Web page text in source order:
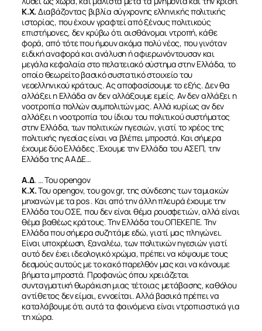
ΣΧΕΤΙΚΑ
ΝΕΑ
ΕΠΙΚΟΙΝΩΝΙΑ
Κ.Χ. Διαβάζοντας βιβλία σύγχρονης ελληνικής πολιτικής
ιστορίας, που έχουν γραφτεί από ξένους πολιτικούς
επιστήμονες, δεν κρύβω ότι αισθάνομαι ντροπή, κάθε
φορά, από τότε που ήμουν ακόμα πολύ νέος, που γινόταν
ειδική αναφορά και ανάλυση ή αφιερωνόντουσαν και
μεγάλα κεφαλαία στο πελατειακό σύστημα στην Ελλάδα, το
οποίο θεωρείτο βασικό συστατικό στοιχείο του
νεοελληνικού κράτους. Ας αποφασίσουμε το εξής. Δεν θα
αλλάξει η Ελλάδα αν δεν αλλάξουμε εμείς. Αν δεν αλλάξει η
νοοτροπία πολλών συμπολιτών μας. Αλλά κυρίως αν δεν
αλλάξει η νοοτροπία του ίδιου του πολιτικού συστήματος
στην Ελλάδα, των πολιτικών ηγεσιών, γιατί το χρέος της
πολιτικής ηγεσίας είναι να βλέπει μπροστά. Και σήμερα
έχουμε δύο Ελλάδες .Έχουμε την Ελλάδα του ΑΣΕΠ, την
Ελλάδα της ΑΑΔΕ…
Α.Δ. … Του opengov
K.X.Του opengov, του gov.gr, της σύνδεσης των ταμιακών
μηχανών με τα pos . Kαι από την άλλη πλευρά έχουμε την
Ελλάδα του ΟΣΕ, που δεν είναι θέμα ρουσφετιών, αλλά είναι
θέμα βαθέως κράτους. Την Ελλάδα του ΟΠΕΚΕΠΕ. Την
Ελλάδα που σήμερα συζητάμε εδώ, γιατί μας πληγώνει.
Είναι υποχρέωση, ξαναλέω, των πολιτικών ηγεσιών γιατί
αυτό δεν έχει ιδεολογικό χρώμα, πρέπει να κόψουμε τους
δεσμούς αυτούς με το κακό παρελθόν μας και να κάνουμε
βήματα μπροστά. Προφανώς όπου χρειάζεται
συνταγματική θωράκιση μιας τέτοιας μετάβασης, καθόλου
αντίθετος δεν είμαι, εννοείται. Αλλά βασικά πρέπει να
καταλάβουμε ότι αυτά τα φαινόμενα είναι ντροπιαστικά για
τη χώρα.